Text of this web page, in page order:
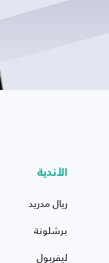
الأندية
ريال مدريد
برشلونة
ليفربول